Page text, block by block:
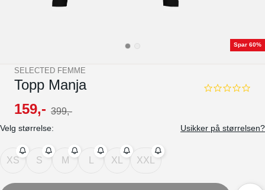
Spar 60%
SELECTED FEMME
Topp Manja
0.0
159,- 399,-
Velg størrelse: Usikker på størrelsen?
XS S M XL XXL